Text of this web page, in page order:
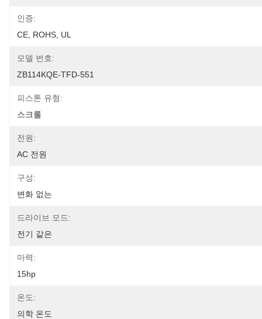
인증:
CE, ROHS, UL
모델 번호:
ZB114KQE-TFD-551
피스톤 유형:
스크롤
전원:
AC 전원
구성:
변화 없는
드라이브 모드:
전기 같은
마력:
15hp
온도:
의학 온도